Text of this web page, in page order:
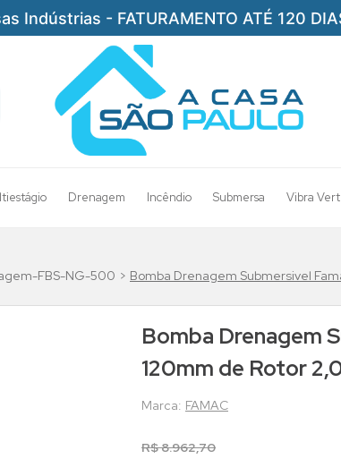
Indústrias - FATURAMENTO ATÉ 120
Drenagem Incêndio Submersa Vibra Vert
FBS-NG-500 Bomba Drenagem Submersivel
Bomba Drenagem
120mm de Rotor
FAMAC
R$8.962,70